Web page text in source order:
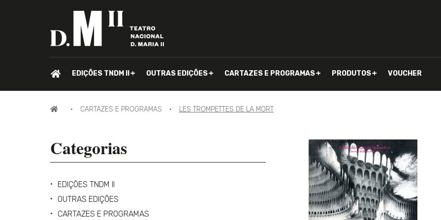
PÁGINA
EDIÇÕES TNDM II OUTRAS EDIÇÕES CARTAZES E PROGRAMAS PRODUTOS VOUCHER
PÁGINA CARTAZES E PROGRAMAS LES TROMPETTES DE LA MORT
Categorias
EDIÇÕES TNDM II
OUTRAS EDIÇÕES
CARTAZES E PROGRAMAS